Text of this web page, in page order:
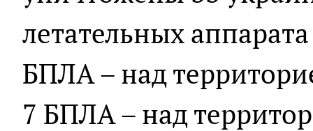
летательных
БПЛА – над
7 БПЛА – над